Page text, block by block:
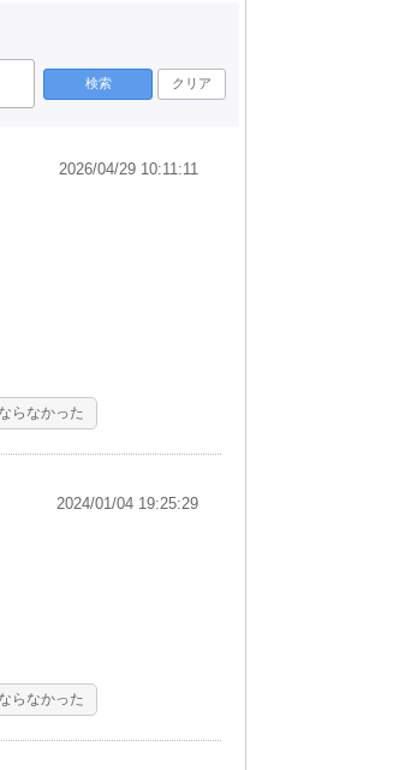
検索 クリア
2026/04/29 10:11:11
らなかった
2024/01/04 19:25:29
らなかった